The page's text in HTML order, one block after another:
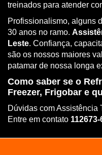
treinados para atender
Profissionalismo, alguns
30 anos no ramo.
Leste. Confiança,
são os nossos maiores
patamar de nossa longa
Como saber se o
Freezer, Frigobar e
Dúvidas com
Entre em contato